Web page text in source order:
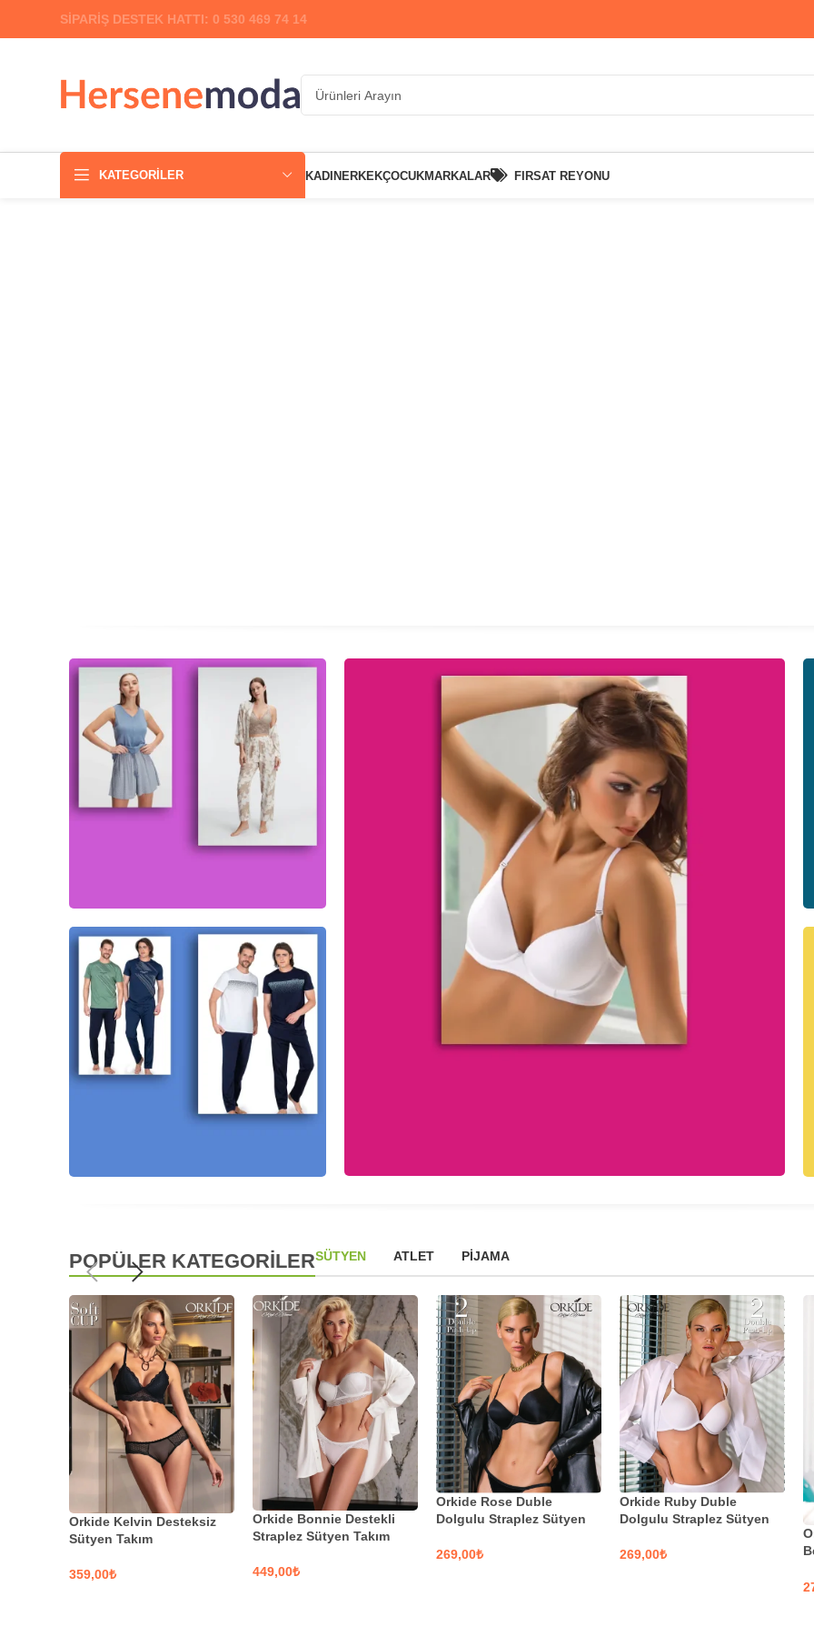
SİPARİŞ DESTEK HATTI: 0 530 469 74 14
KATEGORILER KADINERKEKÇOCUKMARKALAR FIRSAT REYONU
KADIN PİJAMA
POPÜLER KATEGORİLERSÜTYEN ATLET PIJAMA
Orkide Kelvin Desteksiz
Sütyen Takım
₺
Orkide Bonnie Destekli
Straplez Sütyen Takım
₺
Orkide Rose Duble
Dolgulu Straplez Sütyen
₺
Orkide Ruby Duble
Dolgulu Straplez Sütyen
₺